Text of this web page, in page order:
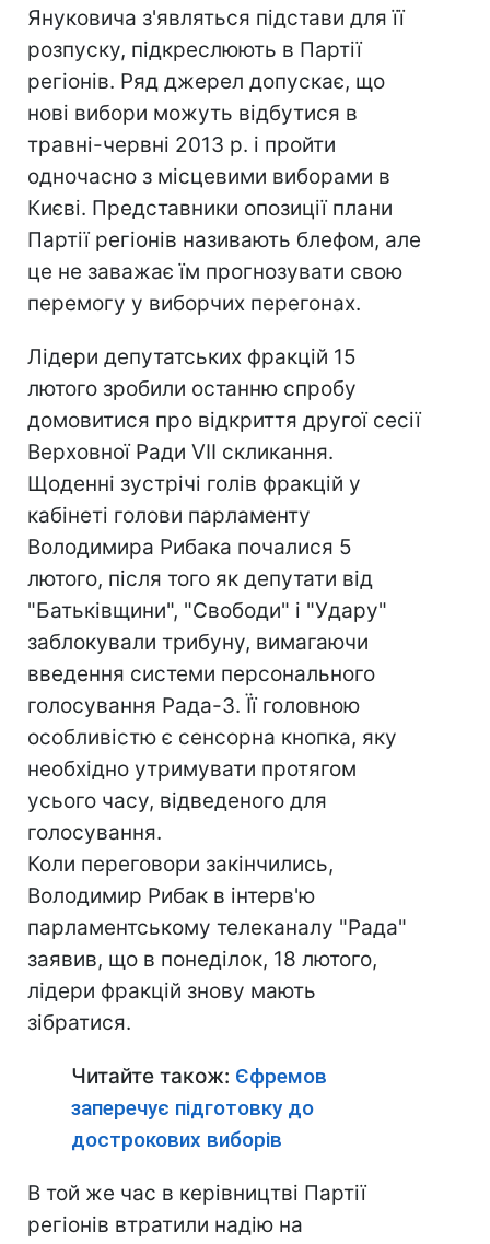
Януковича з'являться підстави для її
розпуску, підкреслюють в Партії
регіонів. Ряд джерел допускає, що
нові вибори можуть відбутися в
травні-червні 2013 р. і пройти
одночасно з місцевими виборами в
Києві. Представники опозиції плани
Партії регіонів називають блефом, але
це не заважає їм прогнозувати свою
перемогу у виборчих перегонах.
Лідери депутатських фракцій 15
лютого зробили останню спробу
домовитися про відкриття другої сесії
Верховної Ради VII скликання.
Щоденні зустрічі голів фракцій у
кабінеті голови парламенту
Володимира Рибака почалися 5
лютого, після того як депутати від
"Батьківщини", "Свободи" і "Удару"
заблокували трибуну, вимагаючи
введення системи персонального
голосування Рада-3. Її головною
особливістю є сенсорна кнопка, яку
необхідно утримувати протягом
усього часу, відведеного для
голосування.
Коли переговори закінчились,
Володимир Рибак в інтерв'ю
парламентському телеканалу "Рада"
заявив, що в понеділок, 18 лютого,
лідери фракцій знову мають
зібратися.
Читайте також: Єфремов
заперечує підготовку до
дострокових виборів
В той же час в керівництві Партії
регіонів втратили надію на